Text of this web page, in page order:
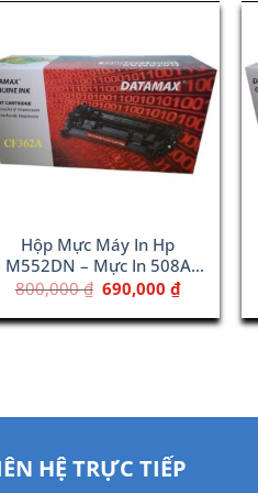
Hộp Mực Máy In Hp
M552DN – Mực In 508A
Yellow (CF362A)
800,000₫ Giá
gốc
là:
800,000 ₫.
690,000₫Giá
tại
là:
HỆ TRỰC TIẾP